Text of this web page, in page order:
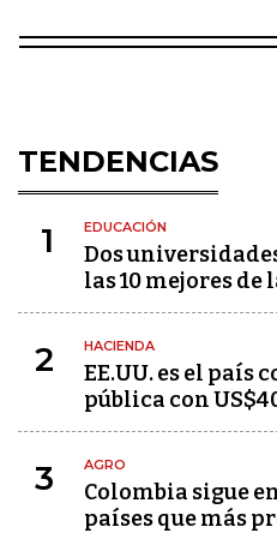
TENDENCIAS
1 EDUCACIÓN
Dos
las 10 mejores de
2 HACIENDA
EE.UU. es el país
pública con
3 AGRO
Colombia sigue
países que más